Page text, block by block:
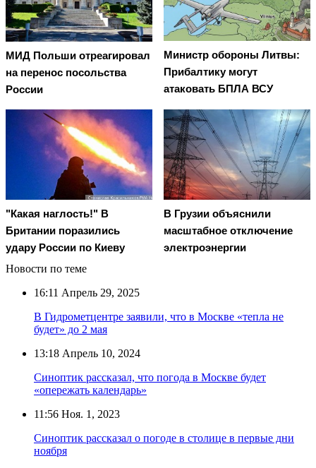
МИД Польши отреагировал
на перенос посольства
России
Министр обороны Литвы:
Прибалтику могут
атаковать БПЛА ВСУ
"Какая наглость!" В
Британии поразились
удару России по Киеву
В Грузии объяснили
масштабное отключение
электроэнергии
Новости по теме
16:11 Апрель 29, 2025
В Гидрометцентре заявили, что в Москве «тепла не
будет» до 2 мая
13:18 Апрель 10, 2024
Синоптик рассказал, что погода в Москве будет
«опережать календарь»
11:56 Ноя. 1, 2023
Синоптик рассказал о погоде в столице в первые дни
ноября